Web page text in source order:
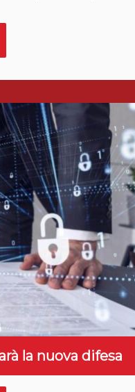
la nuova difesa